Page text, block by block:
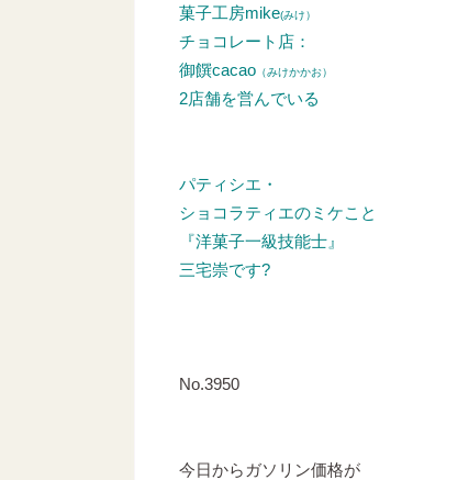
菓子工房mike(みけ）
チョコレート店：
御饌cacao （みけかかお）
2店舗を営んでいる
パティシエ・
ショコラティエのミケこと
『洋菓子一級技能士』
三宅崇です?
No.3950
今日からガソリン価格が